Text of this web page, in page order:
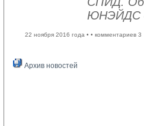
ЮНЭЙДС
22 ноября 2016 года • • комментариев 3
Архив новостей